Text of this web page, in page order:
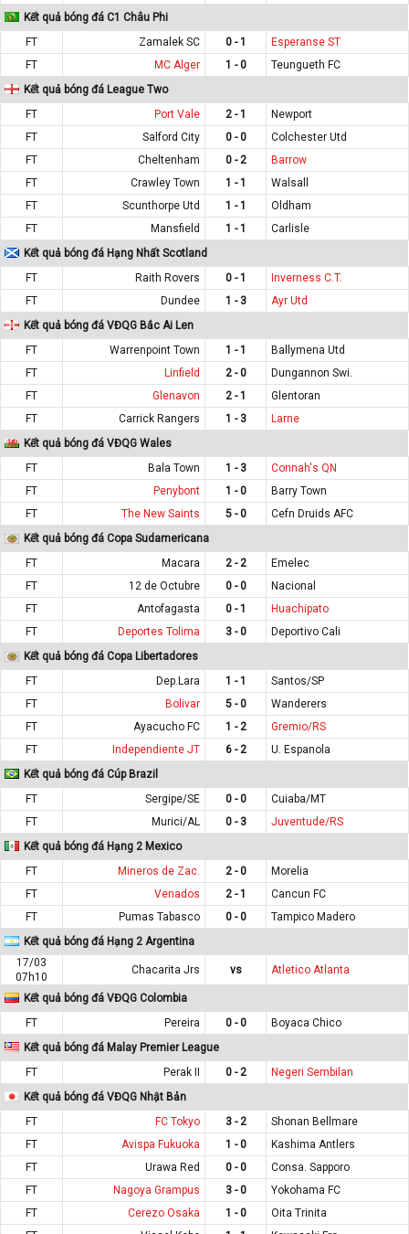
Kết quả bóng đá C1 Châu Phi
FT
Zamalek SC 0 - 1
Esperanse ST
FT
MC Alger 1 - 0
Teungueth FC
Kết quả bóng đá League Two
FT
Port Vale 2 - 1
Newport
FT
Salford City 0 - 0
Colchester Utd
FT
Cheltenham 0 - 2
Barrow
FT
Crawley Town 1 - 1
Walsall
FT
Scunthorpe Utd 1 - 1
Oldham
FT
Mansfield 1 - 1
Carlisle
Kết quả bóng đá Hạng Nhất Scotland
FT
Raith Rovers 0 - 1
Inverness C.T.
FT
Dundee 1 - 3
Ayr Utd
Kết quả bóng đá VĐQG Bắc Ai Len
FT
Warrenpoint Town 1 - 1
Ballymena Utd
FT
Linfield 2 - 0
Dungannon Swi.
FT
Glenavon 2 - 1
Glentoran
FT
Carrick Rangers 1 - 3
Larne
Kết quả bóng đá VĐQG Wales
FT
Bala Town 1 - 3
Connah's QN
FT
Penybont 1 - 0
Barry Town
FT
The New Saints 5 - 0
Cefn Druids AFC
Kết quả bóng đá Copa Sudamericana
FT
Macara 2 - 2
Emelec
FT
12 de Octubre 0 - 0
Nacional
FT
Antofagasta 0 - 1
Huachipato
FT
Deportes Tolima 3 - 0
Deportivo Cali
Kết quả bóng đá Copa Libertadores
FT
Dep.Lara 1 - 1
Santos/SP
FT
Bolivar 5 - 0
Wanderers
FT
Ayacucho FC 1 - 2
Gremio/RS
FT
Independiente JT 6 - 2
U. Espanola
Kết quả bóng đá Cúp Brazil
FT
Sergipe/SE 0 - 0
Cuiaba/MT
FT
Murici/AL 0 - 3
Juventude/RS
Kết quả bóng đá Hạng 2 Mexico
FT
Mineros de Zac. 2 - 0
Morelia
FT
Venados 2 - 1
Cancun FC
FT
Pumas Tabasco 0 - 0
Tampico Madero
Kết quả bóng đá Hạng 2 Argentina
17/03
07h10
Chacarita Jrs vs Atletico Atlanta
Kết quả bóng đá VĐQG Colombia
FT
Pereira 0 - 0
Boyaca Chico
Kết quả bóng đá Malay Premier League
FT
Perak II 0 - 2
Negeri Sembilan
Kết quả bóng đá VĐQG Nhật Bản
FT
FC Tokyo 3 - 2
Shonan Bellmare
FT
Avispa Fukuoka 1 - 0
Kashima Antlers
FT
Urawa Red 0 - 0
Consa. Sapporo
FT
Nagoya Grampus 3 - 0
Yokohama FC
FT
Cerezo Osaka 1 - 0
Oita Trinita